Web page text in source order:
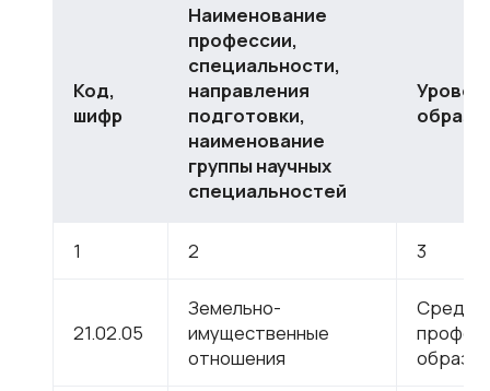
Код,
шифр
Наименование
профессии,
специальности,
направления
подготовки,
наименование
группы научных
специальностей
1 2 3
21.02.05
Земельно-
имущественные
отношения